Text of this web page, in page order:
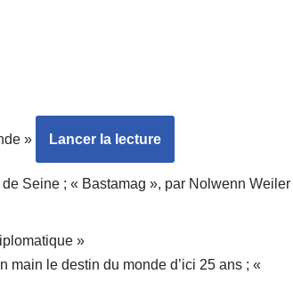
» Lancer la lecture
Seine ; « Bastamag », par Nolwenn Weiler
»
main le destin du monde d’ici 25 ans ; «